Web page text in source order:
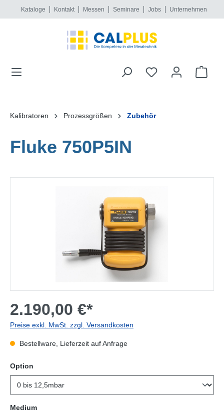
springen
Kataloge Kontakt Messen Seminare Jobs Unternehmen
Kalibratoren Prozessgrößen Zubehör
Fluke 750P5IN
2.190,00 €*
Preise exkl. MwSt. zzgl. Versandkosten
Bestellware, Lieferzeit auf Anfrage
Option
Mediumauswählen